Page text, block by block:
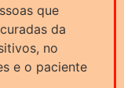
que
da
no
e o paciente